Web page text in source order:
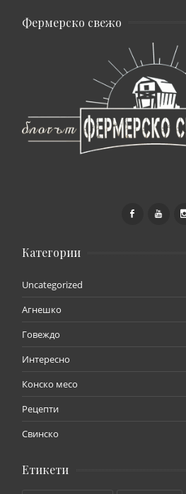
Фермерско свежо
Категории
Uncategorized
Агнешко
Говеждо
Интересно
Конско месо
Рецепти
Свинско
Етикети